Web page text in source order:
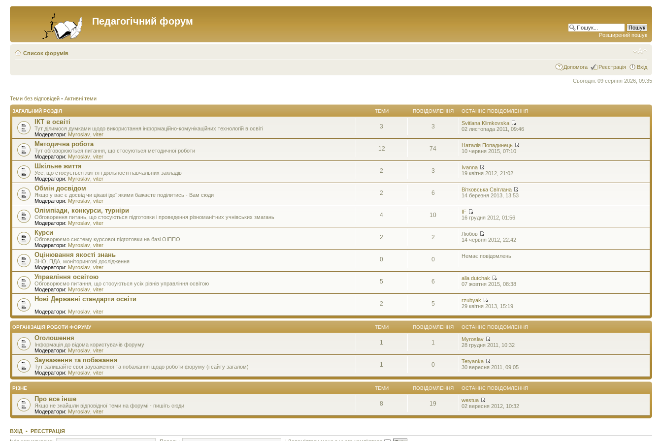
Педагогічний форум
Розширений пошук
Список форумів
Допомога Реєстрація Вхід
Сьогодні: 09 серпня 2026, 09:35
Теми без відповідей • Активні теми
ЗАГАЛЬНИЙ РОЗДІЛ ТЕМИ ПОВІДОМЛЕННЯ ОСТАННЄ ПОВІДОМЛЕННЯ
ІКТ в освіті
Тут ділимося думками щодо використання інформаційно-комунікаційних технологій в освіті
Модератори: Myroslav viter
3 3
Svitlana Klimkovska
02 листопада 2011, 09:46
Методична робота
Тут обговорюються питання, що стосуються методичної роботи
Модератори: Myroslav viter
12 74
Наталія Попадинець
10 червня 2015, 07:10
Шкільне життя
Усе, що стосується життя і діяльності навчальних закладів
Модератори: Myroslav viter
2 3
Ivanna
19 квітня 2012, 21:02
Обмін досвідом
Якщо у вас є досвід чи цікаві ідеї якими бажаєте поділитись - Вам сюди
Модератори: Myroslav viter
2 6
Вітковська Світлана
14 березня 2013, 13:53
Олімпіади, конкурси, турніри
Обговорення питань, що стосуються підготовки і проведення різноманітних учнівських змагань
Модератори: Myroslav viter
4 10
IF
16 грудня 2012, 01:56
Курси
Обговорюємо систему курсової підготовки на базі ОІППО
Модератори: Myroslav viter
2 2
Любов
14 червня 2012, 22:42
Оцінювання якості знань
ЗНО, ПДА, моніторингові дослідження
Модератори: Myroslav viter
0 0 Немає повідомлень
Управління освітою
Обговорюємо питання, що стосуються усіх рівнів управління освітою
Модератори: Myroslav viter
5 6
alla dutchak
07 жовтня 2015, 08:38
Нові Державні стандарти освіти
Модератори: Myroslav viter
2 5
rzubyak
29 квітня 2013, 15:19
ОРГАНІЗАЦІЯ РОБОТИ ФОРУМУ ТЕМИ ПОВІДОМЛЕННЯ ОСТАННЄ ПОВІДОМЛЕННЯ
Оголошення
Інформація до відома користувачів форуму
Модератори: Myroslav viter
1 1
Myroslav
28 грудня 2011, 10:32
Зауваження та побажання
Тут залишайте свої зауваження та побажання щодо роботи форуму (і сайту загалом)
Модератори: Myroslav viter
1 0
Tetyanka
30 вересня 2011, 09:05
РІЗНЕ ТЕМИ ПОВІДОМЛЕННЯ ОСТАННЄ ПОВІДОМЛЕННЯ
Про все інше
Якщо не знайшли відповідної теми на форумі - пишіть сюди
Модератори: Myroslav viter
8 19
westua
02 вересня 2012, 10:32
ВХІД • РЕЄСТРАЦІЯ